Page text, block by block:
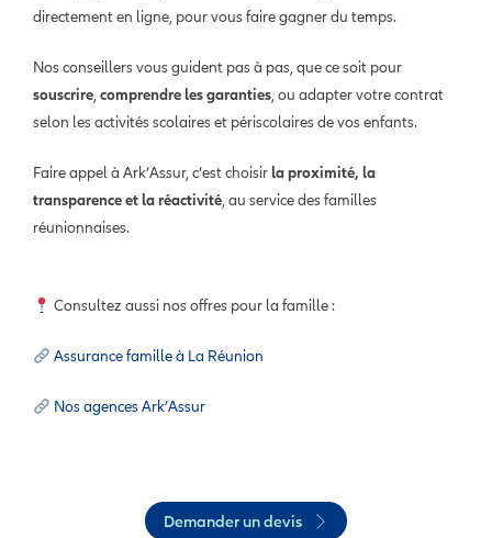
directement en ligne, pour vous faire gagner du temps.
Nos conseillers vous guident pas à pas, que ce soit pour
souscrire,comprendre les garanties, ou adapter votre contrat
selon les activités scolaires et périscolaires de vos enfants.
Faire appel à Ark’Assur, c’est choisirla proximité, la
transparence et la réactivité, au service des familles
réunionnaises.
Consultez aussi nos offres pour la famille :
Assurance famille à La Réunion
Nos agences Ark’Assur
Demander un devis